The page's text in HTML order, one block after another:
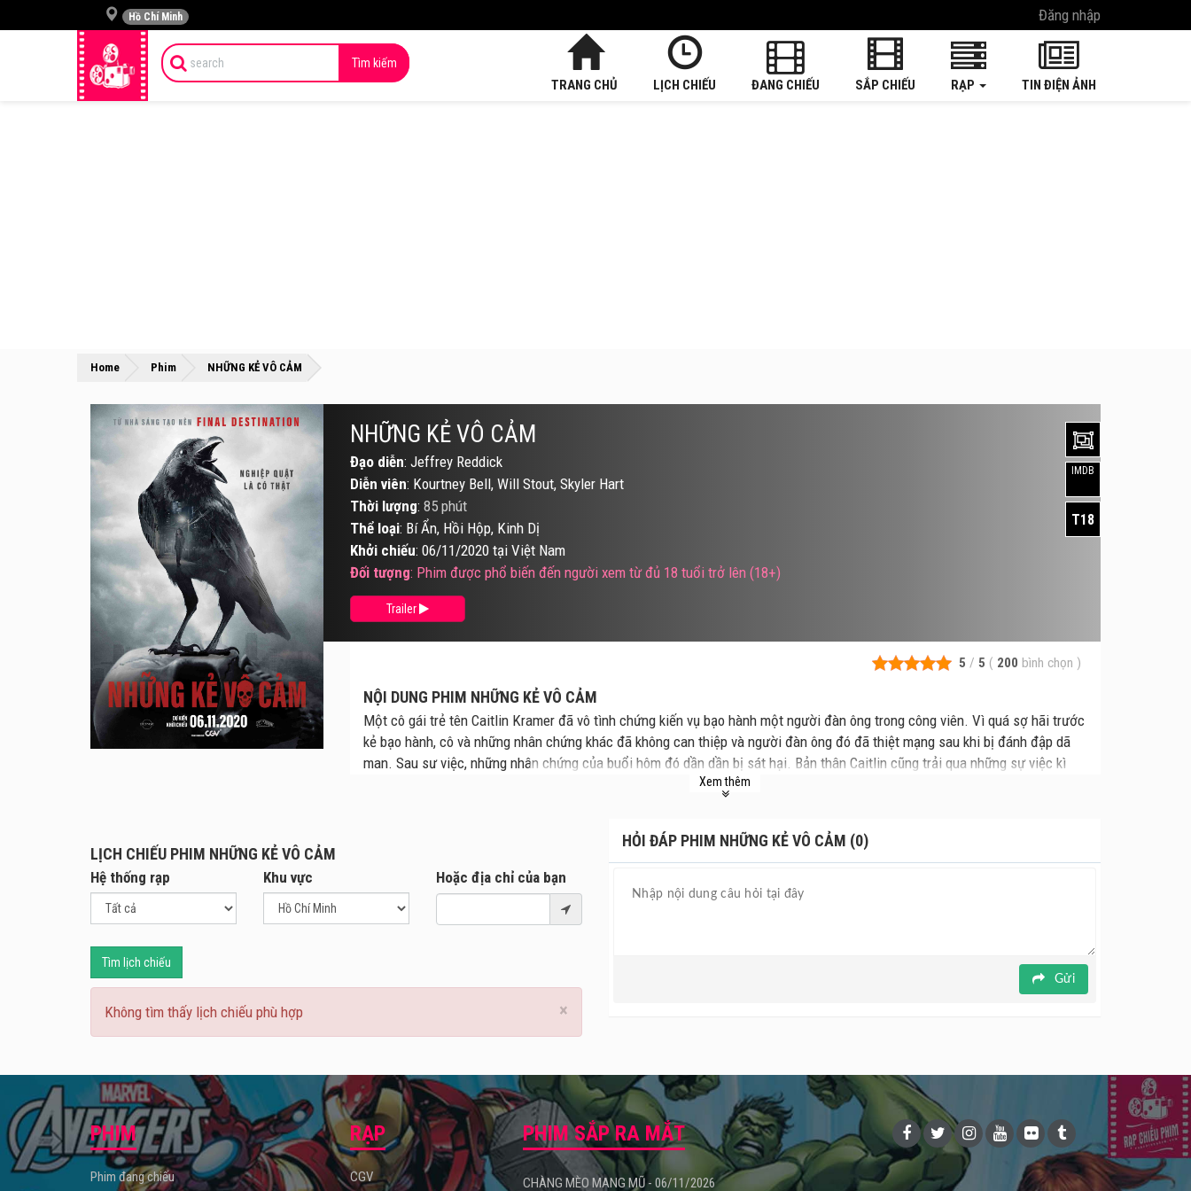
Hồ Chí Minh Đăng nhập
Tìm kiếm
TRANG CHỦ LỊCH CHIẾU ĐANG CHIẾU SẮP CHIẾU RẠP TIN ĐIỆN ẢNH
Home »
Phim »
NHỮNG KẺ VÔ CẢM
5 / 5 ( 200 bình chọn )
NỘI DUNG PHIM NHỮNG KẺ VÔ CẢM
Một cô gái trẻ tên Caitlin Kramer đã vô tình chứng kiến vụ bạo hành một người đàn ông trong công viên. Vì quá sợ hãi trước
kẻ bạo hành, cô và những nhân chứng khác đã không can thiệp và người đàn ông đó đã thiệt mạng sau khi bị đánh đập dã
man. Sau sư việc, những nhân chứng của buổi hôm đó dần dần bị sát hại. Bản thân Caitlin cũng trải qua những sự việc kì
quái, như thể có ai đó muốn trả thù cô vì đã làm lơ trước vụ bạo hành người đàn ông kia. Liệu Caitilin phải làm gì để thoát
Xem thêm
NHỮNG KẺ VÔ CẢM
Đạo diễn: Jeffrey Reddick
Diễn viên: Kourtney Bell, Will Stout, Skyler Hart
Thời lượng: 85 phút
Thể loại: Bí Ẩn, Hồi Hộp, Kinh Dị
Khởi chiếu: 06/11/2020 tại Việt Nam
Đối tượng: Phim được phổ biến đến người xem từ đủ 18 tuổi trở lên (18+)
Trailer
IMDB
T18
LỊCH CHIẾU PHIM NHỮNG KẺ VÔ CẢM
Hệ thống rạp Khu vực Hoặc địa chỉ của bạn
Tìm lịch chiếu
×
Không tìm thấy lịch chiếu phù hợp
HỎI ĐÁP PHIM NHỮNG KẺ VÔ CẢM (0)
Gửi
PHIM
Phim đang chiếu
RẠP
CGV
PHIM SẮP RA MẮT
CHÀNG MÈO MANG MŨ - 06/11/2026